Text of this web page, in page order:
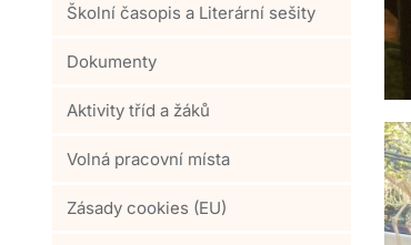
Školní časopis a Literární sešity
Dokumenty
Aktivity tříd a žáků
Volná pracovní místa
Zásady cookies (EU)